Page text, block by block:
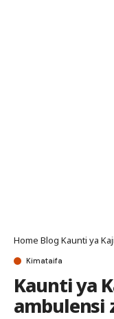
Home Blog Kaunti ya
Kimataifa
Kaunti ya
ambulensi